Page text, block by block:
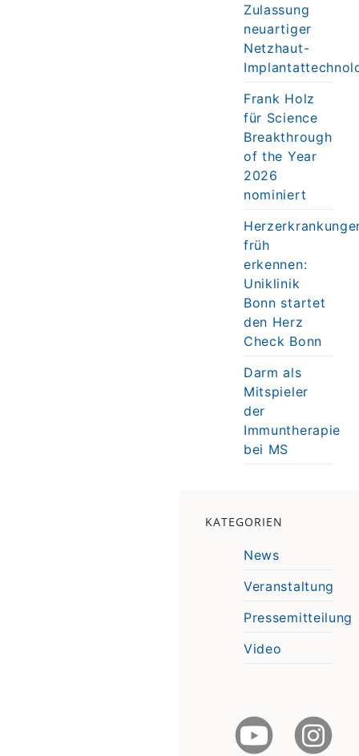
Zulassung
neuartiger
Netzhaut-
Frank Holz
für Science
Breakthrough
of the Year
2026
nominiert
früh
erkennen:
Uniklinik
Bonn startet
den Herz
Check Bonn
Darm als
Mitspieler
der
Immuntherapie
bei MS
KATEGORIEN
News
Veranstaltung
Pressemitteilung
Video